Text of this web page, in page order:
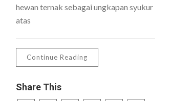
hewan ternak sebagai ungkapan syukur
atas
Continue Reading
Share This